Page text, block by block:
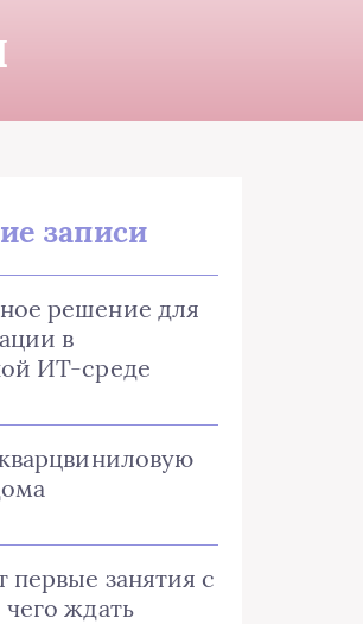
записи
решение для
в
ИТ-среде
первые занятия с
ждать